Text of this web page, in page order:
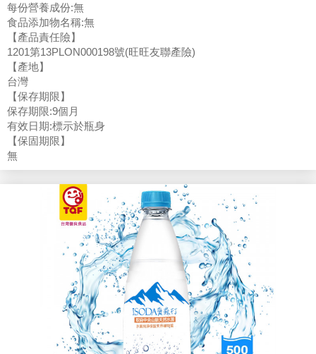
每份營養成份:無
食品添加物名稱:無
【產品責任險】
1201第13PLON000198號(旺旺友聯產險)
【產地】
台灣
【保存期限】
保存期限:9個月
有效日期:標示於瓶身
【保固期限】
無